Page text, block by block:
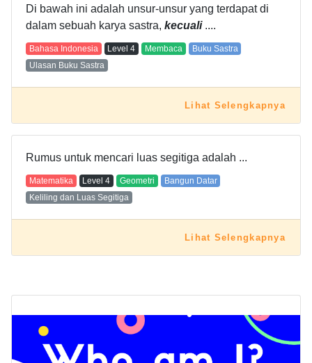
Di bawah ini adalah unsur-unsur yang terdapat di
dalam sebuah karya sastra, kecuali....
Bahasa Indonesia Level 4 Membaca
Buku Sastra
Ulasan Buku Sastra
Lihat Selengkapnya
Rumus untuk mencari luas segitiga adalah ...
Matematika Level 4 Geometri
Bangun Datar
Keliling dan Luas Segitiga
Lihat Selengkapnya